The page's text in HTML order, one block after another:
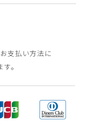
支払い方法に
。